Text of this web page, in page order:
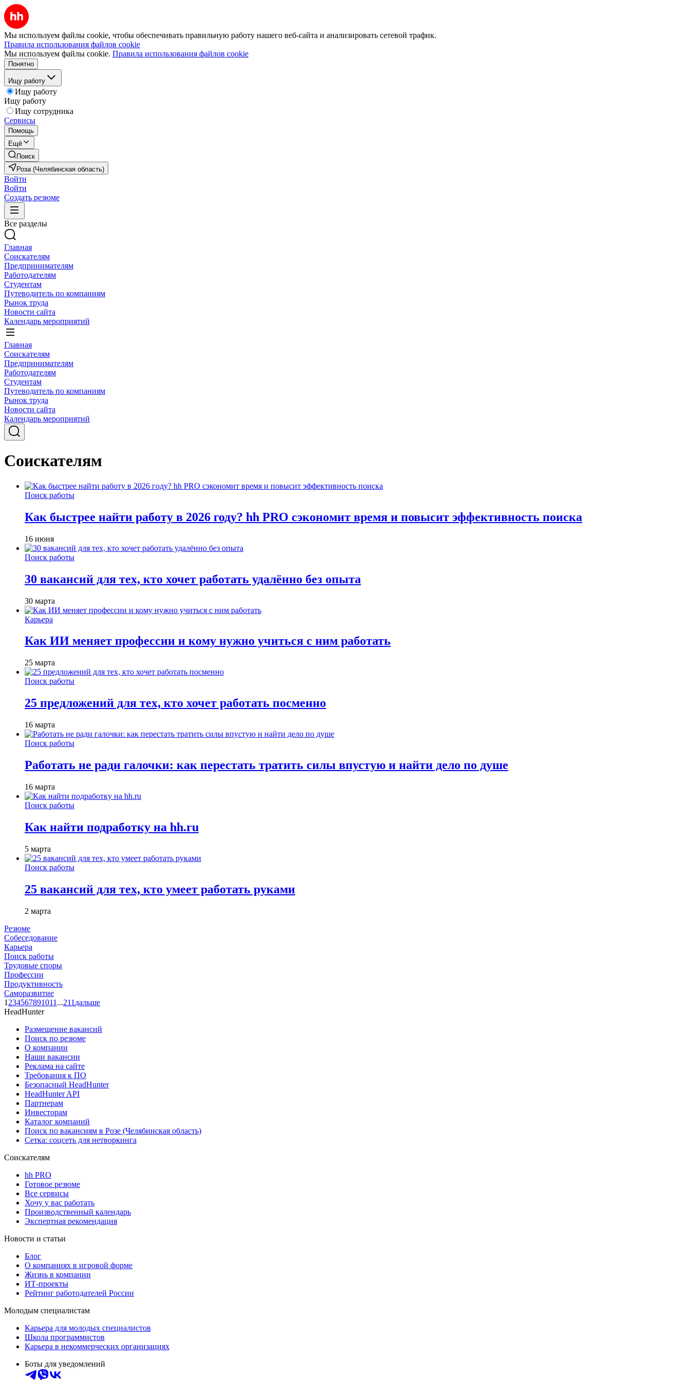
Мы используем файлы cookie, чтобы обеспечивать правильную работу нашего веб-сайта и анализировать сетевой трафик.
Правила использования файлов cookie
Мы используем файлы cookie. Правила использования файлов cookie
Понятно
Ищу работу
Ищу работу
Ищу работу
Ищу сотрудника
Сервисы
Помощь
Ещё
Поиск
Роза (Челябинская область)
Войти
Войти
Создать резюме
Все разделы
Главная
Соискателям
Предпринимателям
Работодателям
Студентам
Путеводитель по компаниям
Рынок труда
Новости сайта
Календарь мероприятий
Главная
Соискателям
Предпринимателям
Работодателям
Студентам
Путеводитель по компаниям
Рынок труда
Новости сайта
Календарь мероприятий
Соискателям
Поиск работы
Как быстрее найти работу в 2026 году? hh PRO сэкономит время и повысит эффективность поиска
16 июня
Поиск работы
30 вакансий для тех, кто хочет работать удалённо без опыта
30 марта
Карьера
Как ИИ меняет профессии и кому нужно учиться с ним работать
25 марта
Поиск работы
25 предложений для тех, кто хочет работать посменно
16 марта
Поиск работы
Работать не ради галочки: как перестать тратить силы впустую и найти дело по душе
16 марта
Поиск работы
Как найти подработку на hh.ru
5 марта
Поиск работы
25 вакансий для тех, кто умеет работать руками
2 марта
Резюме
Собеседование
Карьера
Поиск работы
Трудовые споры
Профессии
Продуктивность
Саморазвитие
1 234567891011 ...211 дальше
HeadHunter
Размещение вакансий
Поиск по резюме
О компании
Наши вакансии
Реклама на сайте
Требования к ПО
Безопасный HeadHunter
HeadHunter API
Партнерам
Инвесторам
Каталог компаний
Поиск по вакансиям в Розе (Челябинская область)
Сетка: соцсеть для нетворкинга
Соискателям
hh PRO
Готовое резюме
Все сервисы
Хочу у вас работать
Производственный календарь
Экспертная рекомендация
Новости и статьи
Блог
О компаниях в игровой форме
Жизнь в компании
ИТ-проекты
Рейтинг работодателей России
Молодым специалистам
Карьера для молодых специалистов
Школа программистов
Карьера в некоммерческих организациях
Боты для уведомлений